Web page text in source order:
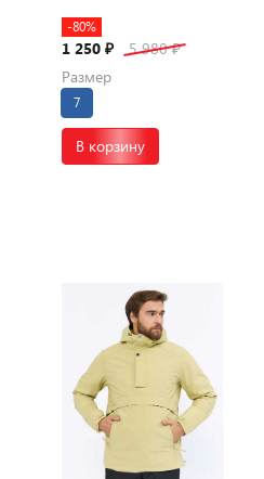
-80%
1 250 ₽ 5 980₽
Размер
7
В корзину